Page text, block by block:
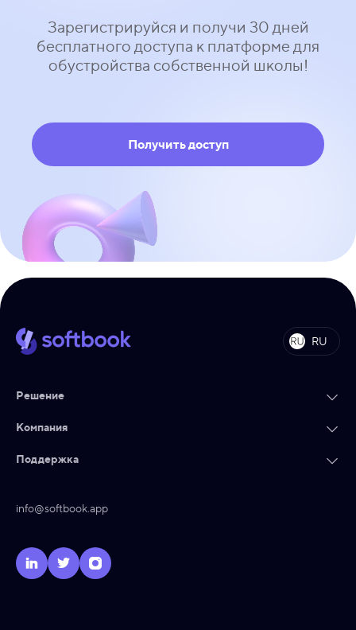
Зарегистрируйся и получи 30 дней
бесплатного доступа к платформе для
обустройства собственной школы!
Получить доступ
RU
Решение
Компания
Поддержка
info@softbook.app